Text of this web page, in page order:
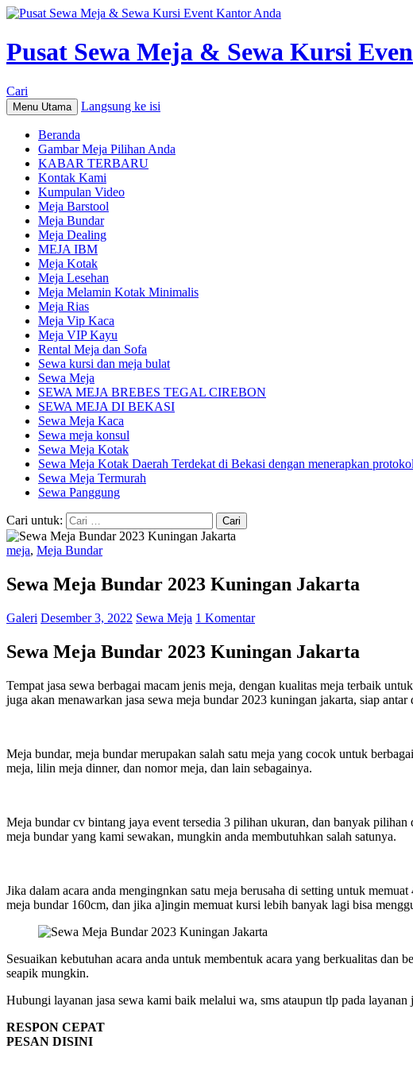
Pusat Sewa Meja & Sewa Kursi
Cari
Menu Utama Langsung ke isi
Beranda
Gambar Meja Pilihan Anda
KABAR TERBARU
Kontak Kami
Kumpulan Video
Meja Barstool
Meja Bundar
Meja Dealing
MEJA IBM
Meja Kotak
Meja Lesehan
Meja Melamin Kotak Minimalis
Meja Rias
Meja Vip Kaca
Meja VIP Kayu
Rental Meja dan Sofa
Sewa kursi dan meja bulat
Sewa Meja
SEWA MEJA BREBES TEGAL CIREBON
SEWA MEJA DI BEKASI
Sewa Meja Kaca
Sewa meja konsul
Sewa Meja Kotak
Sewa Meja Kotak Daerah Terdekat di Bekasi dengan menerapkan
Sewa Meja Termurah
Sewa Panggung
Cari untuk:
meja, Meja Bundar
Sewa Meja Bundar 2023 Kuningan Jakarta
Galeri Desember 3, 2022 Sewa Meja 1 Komentar
Sewa Meja Bundar 2023 Kuningan Jakarta
Tempat jasa sewa berbagai macam jenis meja, dengan kualitas meja terbaik
juga akan menawarkan jasa sewa meja bundar 2023 kuningan jakarta, siap
Meja bundar, meja bundar merupakan salah satu meja yang cocok untuk
meja, lilin meja dinner, dan nomor meja, dan lain sebagainya.
Meja bundar cv bintang jaya event tersedia 3 pilihan ukuran, dan banyak
meja bundar yang kami sewakan, mungkin anda membutuhkan salah satunya.
Jika dalam acara anda mengingnkan satu meja berusaha di setting untuk
meja bundar 160cm, dan jika a]ingin memuat kursi lebih banyak lagi bisa
Sesuaikan kebutuhan acara anda untuk membentuk acara yang berkualitas
seapik mungkin.
Hubungi layanan jasa sewa kami baik melalui wa, sms ataupun tlp pada layanan
RESPON CEPAT
PESAN DISINI